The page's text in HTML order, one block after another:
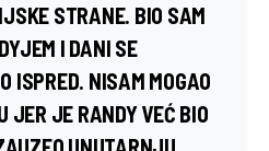
STRANE. BIO SAM
I DANI SE
ISPRED. NISAM MOGAO
JER JE RANDY VEĆ BIO